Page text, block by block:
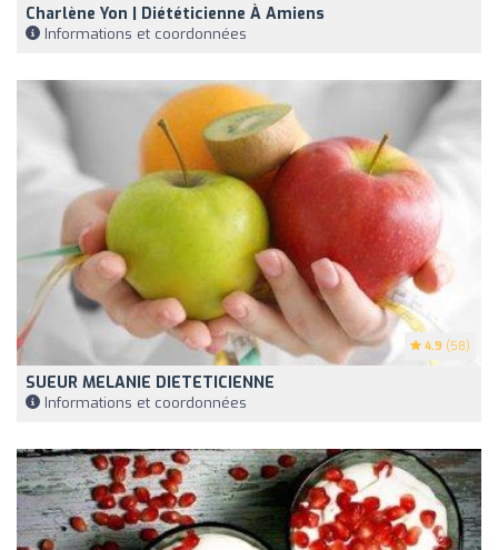
Charlène Yon | Diététicienne À Amiens
Informations et coordonnées
4.9 (58)
SUEUR MELANIE DIETETICIENNE
Informations et coordonnées